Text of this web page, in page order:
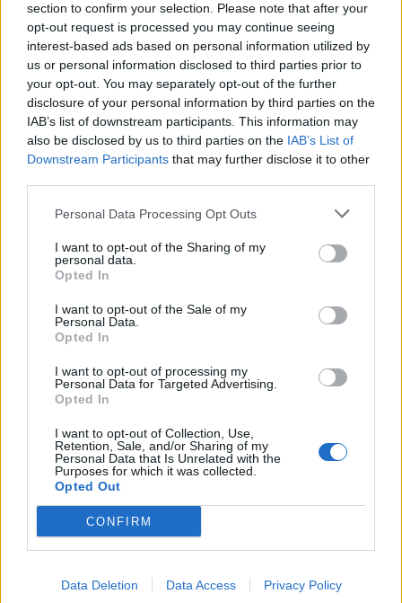
section to confirm your selection. Please note that after your
opt-out request is processed you may continue seeing
interest-based ads based on personal information utilized by
us or personal information disclosed to third parties prior to
your opt-out. You may separately opt-out of the further
disclosure of your personal information by third parties on the
IAB’s list of downstream participants. This information may
also be disclosed by us to third parties on the IAB’s List of
Downstream Participants that may further disclose it to other
Personal Data Processing Opt Outs
I want to opt-out of the Sharing of my
personal data.
Opted In
I want to opt-out of the Sale of my
Personal Data.
Opted In
I want to opt-out of processing my
Personal Data for Targeted Advertising.
Opted In
I want to opt-out of Collection, Use,
Retention, Sale, and/or Sharing of my
Personal Data that Is Unrelated with the
Purposes for which it was collected.
Opted Out
CONFIRM
Data Deletion Data Access Privacy Policy
Β.Σ. Καρούλιας: Τζίρος 98,7
εκατ. ευρώ και αύξηση κερδών
57% - Τα νέα στοιχήματα σε
low & non alcohol
Deloitte Ελλάδος:
Χρηματοοικονομικός
σύμβουλος της ΔΕΗ για την
είσοδο στην πολωνική αγορά
ενέργειας
Η Chery επενδύει 75 εκατ. δολάρια στην KG Mobility
Το FIAT 500 Hybrid τώρα από
Ατρόμητος και Novibet
συνεργασίας τους μέχρι το
18η συνεχόμενη χρονιά για τον ΟΤΕ στη διεθνή σειρά δεικτών
πύλες του σε όλους
ΠΕΡΙΣΣΌΤΕΡΑ ΣΕ ΑΥΤΉ ΤΗΝ ΚΑΤΗΓΟΡΊΑ